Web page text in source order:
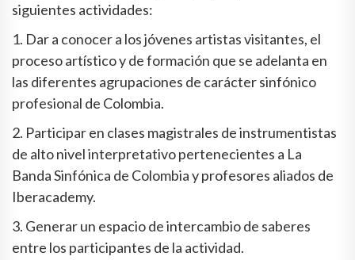
siguientes actividades:
1. Dar a conocer a los jóvenes artistas visitantes, el
proceso artístico y de formación que se adelanta en
las diferentes agrupaciones de carácter sinfónico
profesional de Colombia.
2. Participar en clases magistrales de instrumentistas
de alto nivel interpretativo pertenecientes a La
Banda Sinfónica de Colombia y profesores aliados de
Iberacademy.
3. Generar un espacio de intercambio de saberes
entre los participantes de la actividad.